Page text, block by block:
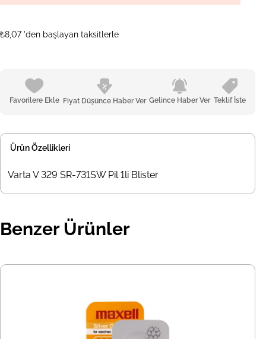
₺8,07 'den başlayan taksitlerle
Favorilere Ekle Fiyat Düşünce Haber Ver Gelince Haber Ver Teklif İste
Ürün Özellikleri
Varta V 329 SR-731SW Pil 1li Blister
Benzer Ürünler